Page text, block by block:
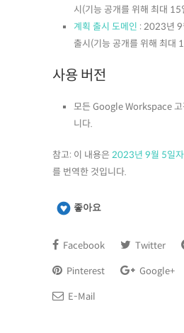
시(기능 공개를 위해 최대 15
계획 출시 도메인 : 2023년 9
출시(기능 공개를 위해 최대
사용 버전
모든 Google Workspace 고
니다.
참고: 이 내용은 2023년 9월 5일
를 번역한 것입니다.
좋아요
Facebook Twitter
Pinterest Google+
E-Mail